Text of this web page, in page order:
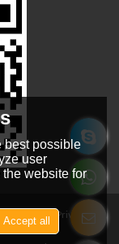
Noticia Privada
best possible
user
website for
Accept all